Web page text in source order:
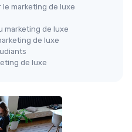
marketing de luxe
marketing de luxe
de luxe
de luxe